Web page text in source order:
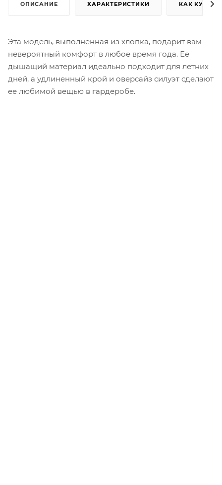
ОПИСАНИЕ ХАРАКТЕРИСТИКИ КАК КУПИТЬ
Эта модель, выполненная из хлопка, подарит вам
невероятный комфорт в любое время года. Ее
дышащий материал идеально подходит для летних
дней, а удлиненный крой и оверсайз силуэт сделают
ее любимой вещью в гардеробе.